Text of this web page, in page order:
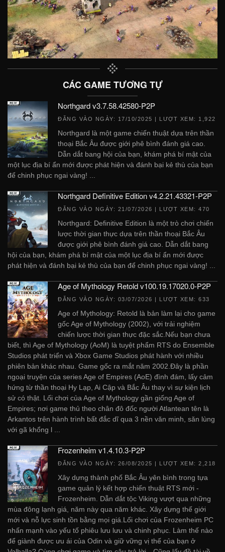
CÁC GAME TƯƠNG TỰ
Northgard v3.7.58.42580-P2P
ĐĂNG VÀO NGÀY: 17/10/2025 | LƯỢT XEM: 1,922
Northgard là một game chiến thuật dựa trên thần
thoại Bắc Âu được giới phê bình đánh giá cao.
Dẫn dắt bang hội của bạn, khám phá bí mật của
một lục địa bí ẩn mới được phát hiện và đánh bại kẻ thù của bạn
để chinh phục ngai vàng! ...
Northgard Definitive Edition v4.2.21.43321-P2P
ĐĂNG VÀO NGÀY: 21/07/2026 | LƯỢT XEM: 470
Northgard: Definitive Edition là một trò chơi chiến
lược thời gian thực dựa trên thần thoại Bắc Âu
được giới phê bình đánh giá cao. Dẫn dắt bang
hội của bạn, khám phá bí mật của một lục địa bí ẩn mới được
phát hiện và đánh bại kẻ thù của bạn để chinh phục ngai vàng! ...
Age of Mythology Retold v100.19.17020.0-P2P
ĐĂNG VÀO NGÀY: 03/07/2026 | LƯỢT XEM: 633
Age of Mythology: Retold là bản làm lại cho game
gốc Age of Mythology (2002), với trải nghiệm
chiến lược thời gian thực đặc sắc.Nếu bạn chưa
biết, thì Age of Mythology (AoM) là tuyệt phẩm RTS do Ensemble
Studios phát triển và Xbox Game Studios phát hành với nhiều
phiên bản khác nhau. Game gốc ra mắt năm 2002.Đây là phần
ngoại truyện của series Age of Empires (AoE) đình đám, lấy cảm
hứng từ thần thoại Hy Lạp, Ai Cập và Bắc Âu thay vì sự kiện lịch
sử có thật. Lối chơi của Age of Mythology gần giống Age of
Empires; nơi game thủ theo chân đô đốc người Atlantean tên là
Arkantos trên hành trình bất đắc dĩ qua 3 nền văn minh, săn lùng
với gã khổng l ...
Frozenheim v1.4.10.3-P2P
ĐĂNG VÀO NGÀY: 26/08/2025 | LƯỢT XEM: 2,218
Xây dựng thành phố Bắc Âu yên bình trong tựa
game quản lý kết hợp chiến thuật RTS mới -
Frozenheim. Dẫn dắt tộc Viking vượt qua những
mùa đông lạnh giá, năm này qua năm khác. Xây dựng thế giới
mới và nỗ lực sinh tồn bằng mọi giá.Lối chơi của Frozenheim PC
nhấn mạnh vào yếu tố phiêu lưu lưu và chinh phục. Làm thế nào
để giành được ưu ái của Odin và giữ vững vị thế của bạn ở